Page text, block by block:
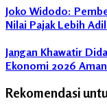
Joko Widodo:
Nilai Pajak Lebih
Jangan Khawatir
Ekonomi 2026
Rekomendasi